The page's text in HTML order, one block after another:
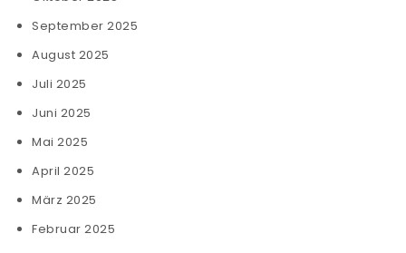
September 2025
August 2025
Juli 2025
Juni 2025
Mai 2025
April 2025
März 2025
Februar 2025